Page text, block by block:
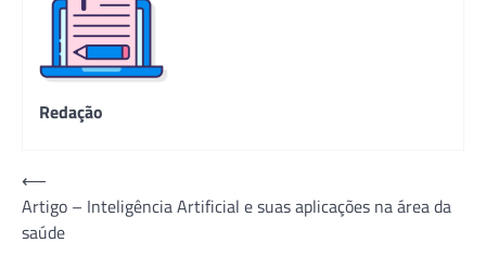
Redação
Navegação
de
Post
⟵
Artigo – Inteligência Artificial e suas aplicações na área da
saúde